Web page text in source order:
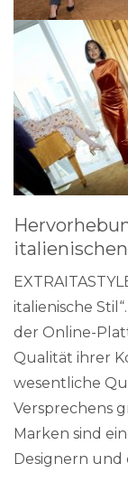
italienische
der Online-
Qualität ihrer
wesentliche
Versprechens
Marken sind
Designern